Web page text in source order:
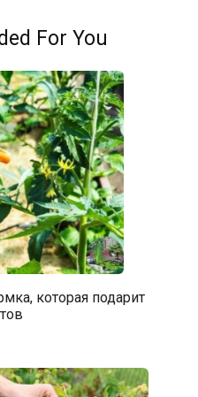
For You
которая подарит